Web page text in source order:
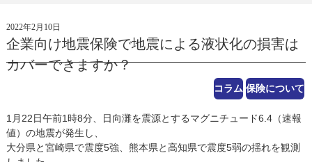
2022年2月10日
企業向け地震保険で地震による液状化の損害は
カバーできますか？
コラム 保険について
1月22日午前1時8分、日向灘を震源とするマグニチュード6.4（速報
値）の地震が発生し、
大分県と宮崎県で震度5強、熊本県と高知県で震度5弱の揺れを観測